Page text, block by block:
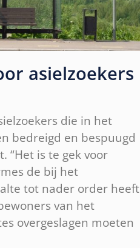
asielzoekers
die in het
bedreigd en bespuugd
“Het is te gek voor
de bij het
tot nader order heeft
van het
overgeslagen moeten